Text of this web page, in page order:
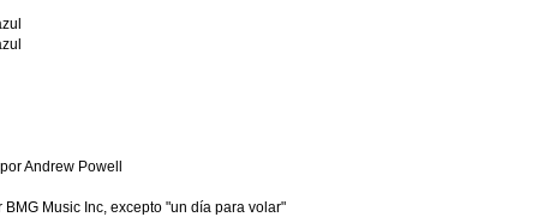
Andrew Powell
Music Inc, excepto "un día para volar"